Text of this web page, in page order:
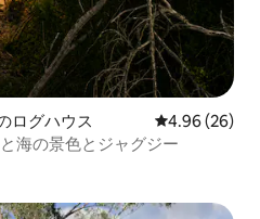
ログハウス レビュー26
4.96 (26)
海の景色とジャグジー